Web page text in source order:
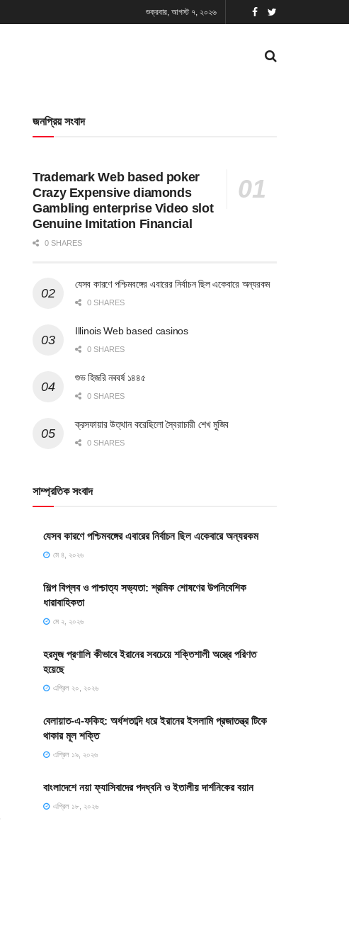
শুক্রবার, আগস্ট ৭, ২০২৬
জনপ্রিয় সংবাদ
Trademark Web based poker
Crazy Expensive diamonds
Gambling enterprise Video slot
Genuine Imitation Financial
0 SHARES
যেসব কারণে পশ্চিমবঙ্গের এবারের নির্বাচন ছিল একেবারে অন্যরকম
0 SHARES
Illinois Web based casinos
0 SHARES
শুভ হিজরি নববর্ষ ১৪৪৫
0 SHARES
ক্রসফায়ার উত্থান করেছিলো স্বৈরাচারী শেখ মুজিব
0 SHARES
সাম্প্রতিক সংবাদ
যেসব কারণে পশ্চিমবঙ্গের এবারের নির্বাচন ছিল একেবারে অন্যরকম
মে ৪, ২০২৬
শিল্প বিপ্লব ও পাশ্চাত্য সভ্যতা: শ্রমিক শোষণের উপনিবেশিক
ধারাবাহিকতা
মে ২, ২০২৬
হরমুজ প্রণালি কীভাবে ইরানের সবচেয়ে শক্তিশালী অস্ত্রে পরিণত
হয়েছে
এপ্রিল ২০, ২০২৬
বেলায়াত-এ-ফকিহ: অর্ধশতাব্দি ধরে ইরানের ইসলামি প্রজাতন্ত্র টিকে
থাকার মূল শক্তি
এপ্রিল ১৯, ২০২৬
বাংলাদেশে নয়া ফ্যাসিবাদের পদধ্বনি ও ইতালীয় দার্শনিকের বয়ান
এপ্রিল ১৮, ২০২৬